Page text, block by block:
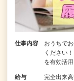
仕事内容
おうちで
ください
を有効活
給与
完全出来